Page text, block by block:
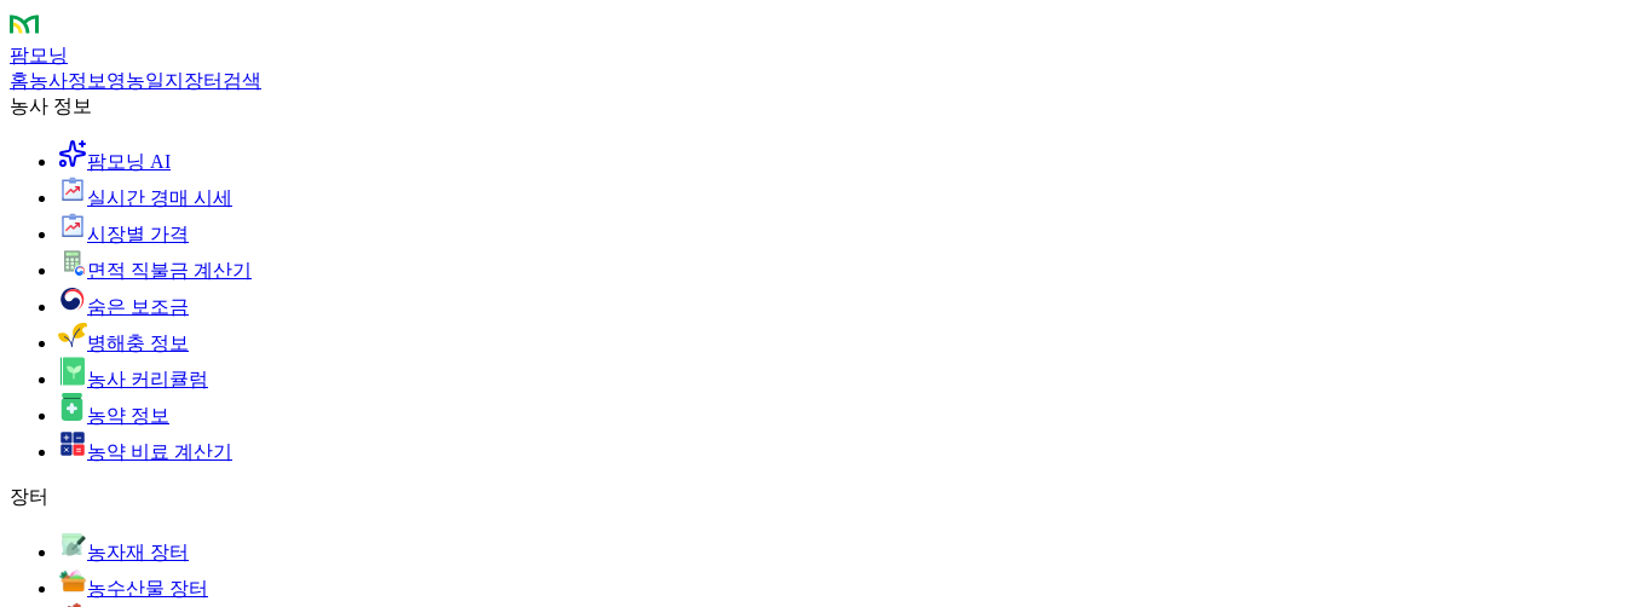
팜모닝
홈농사정보 영농일지 장터 검색
농사 정보
팜모닝 AI
실시간 경매 시세
시장별 가격
면적 직불금 계산기
숨은 보조금
병해충 정보
농사 커리큘럼
농약 정보
농약 비료 계산기
장터
농자재 장터
농수산물 장터